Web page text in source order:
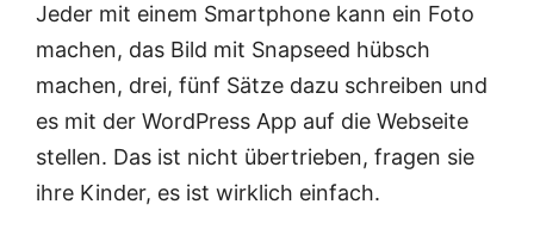
Jeder mit einem Smartphone kann ein Foto
machen, das Bild mit Snapseed hübsch
machen, drei, fünf Sätze dazu schreiben und
es mit der WordPress App auf die Webseite
stellen. Das ist nicht übertrieben, fragen sie
ihre Kinder, es ist wirklich einfach.